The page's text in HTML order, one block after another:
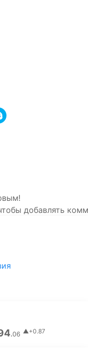
добавлять
.06 ▲+0.87